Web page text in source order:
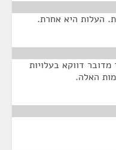
העלות היא אחרת.
דווקא בעלויות
האלה.